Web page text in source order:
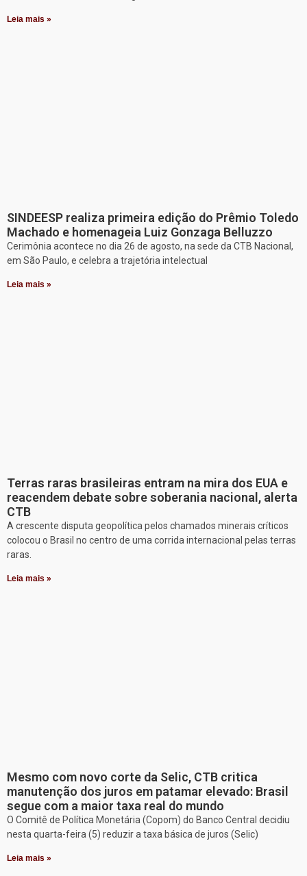
Leia mais »
SINDEESP realiza primeira edição do Prêmio Toledo
Machado e homenageia Luiz Gonzaga Belluzzo
Cerimônia acontece no dia 26 de agosto, na sede da CTB Nacional,
em São Paulo, e celebra a trajetória intelectual
Leia mais »
Terras raras brasileiras entram na mira dos EUA e
reacendem debate sobre soberania nacional, alerta
CTB
A crescente disputa geopolítica pelos chamados minerais críticos
colocou o Brasil no centro de uma corrida internacional pelas terras
raras.
Leia mais »
Mesmo com novo corte da Selic, CTB critica
manutenção dos juros em patamar elevado: Brasil
segue com a maior taxa real do mundo
O Comitê de Política Monetária (Copom) do Banco Central decidiu
nesta quarta-feira (5) reduzir a taxa básica de juros (Selic)
Leia mais »